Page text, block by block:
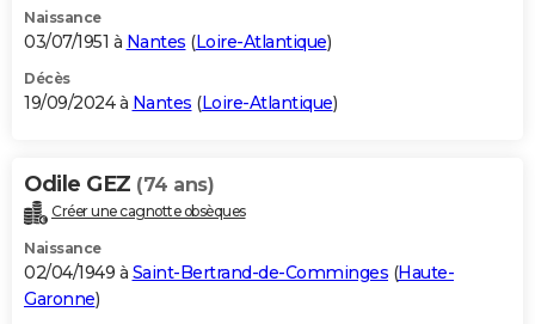
Dictionnaire
Biographies
Citations
Expressions
Proverbes
PROGRAMME TV
S'inscrire
Se connecter
Lycées
Collèges
Primaires
Universités
Entreprises
Service militaire
Avis de recherche
AVIS DE DÉCÈS
Bricolage
Lifestyle
Culture
Sport
Auto
Television
Voyage
Cinema
Naissance
03/07/1951 à Nantes (Loire-Atlantique)
Décès
19/09/2024 à Nantes (Loire-Atlantique)
Odile GEZ (74 ans)
Créer une cagnotte obsèques
Naissance
02/04/1949 à Saint-Bertrand-de-Comminges (Haute-
Garonne)